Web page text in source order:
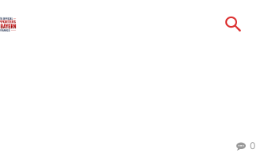
0